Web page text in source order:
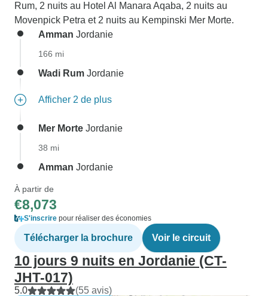
Rum, 2 nuits au Hotel Al Manara Aqaba, 2 nuits au
Movenpick Petra et 2 nuits au Kempinski Mer Morte.
Amman Jordanie
166 mi
Wadi Rum Jordanie
Afficher 2 de plus
Mer Morte Jordanie
38 mi
Amman Jordanie
À partir de
€8,073
S'inscrire pour réaliser des économies
Télécharger la brochure Voir le circuit
10 jours 9 nuits en Jordanie (CT-
JHT-017)
5.0 (55 avis)